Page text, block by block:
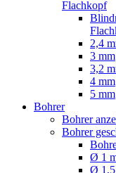
Flachkopf
2,4
3 mm
3,2
4 mm
5 mm
Bohrer
Bohrer
Bohrer
Ø 1
Ø